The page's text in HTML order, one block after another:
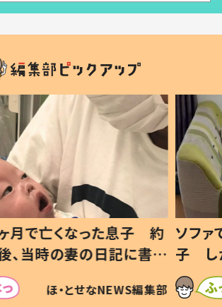
月で亡くなった息子 約
、当時の妻の日記に書い
本音とは
ほ・とせなNEWS編集部
ソファ
子 し
すべ
いから